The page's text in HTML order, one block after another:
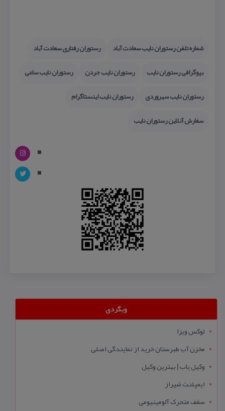
شماره تلفن رستوران نایب سعادت آباد
رستوران رفتاری سعادت آباد
بیوگرافی رستوران نایب
رستوران نایب جردن
رستوران نایب ساعی
رستوران نایب سهروردی
رستوران نایب اینستاگرام
سفارش آنلاین رستوران نایب
وبگردی
لوکس ویزا
مخزن آب طبرستان خرید از نمایندگی اصلی
وکیل یاب | بهترین وکیل
ایمپلنت شیراز
سقف متحرک آلومینیومی